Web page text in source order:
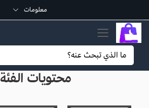
معلومات
تبديل القائمة الجوال
محتويات الفئة